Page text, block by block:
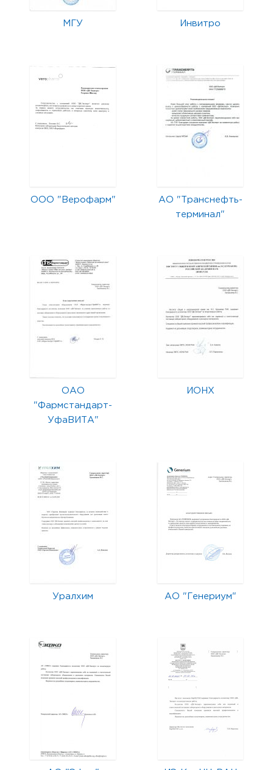
МГУ Инвитро
ООО "Верофарм"
АО "Транснефть-
терминал"
ОАО
"Фармстандарт-
УфаВИТА"
ИОНХ
Уралхим АО "Генериум"